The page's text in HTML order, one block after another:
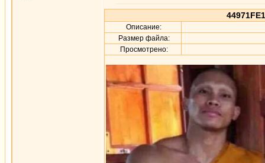
Описание:
Размер файла:
Просмотрено: